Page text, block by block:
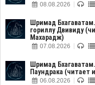
08.08.2026
Шримад
гориллу Двивиду
Махарадж)
07.08.2026
Шримад
Паундрака (читает
06.08.2026